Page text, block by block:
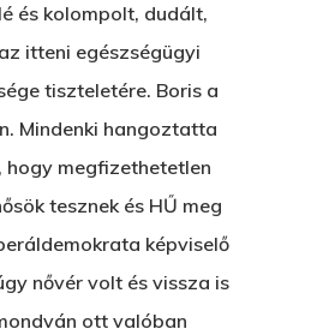
és kolompolt, dudált,
itteni egészségügyi
tiszteletére. Boris a
Mindenki hangoztatta
hogy megfizethetetlen
tesznek és HŰ meg
képviselő
nővér volt és vissza is
ott valóban